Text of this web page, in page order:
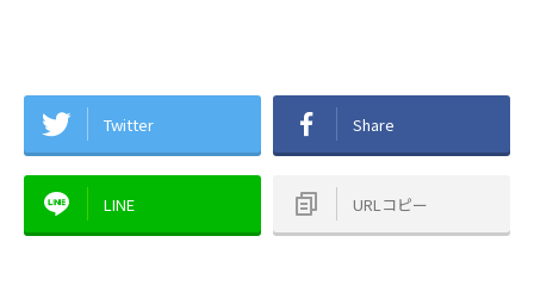
Twitter Share
LINE URLコピー